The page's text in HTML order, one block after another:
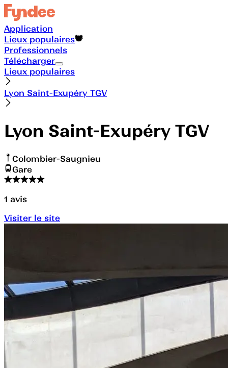
Application
Lieux populaires
Professionnels
Télécharger
Lieux populaires
Lyon Saint-Exupéry TGV
Lyon Saint-Exupéry TGV
Colombier-Saugnieu
Gare
1 avis
Visiter le site